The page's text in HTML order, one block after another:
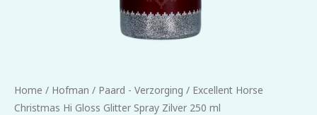
Home / Hofman / Paard - Verzorging / Excellent Horse
Christmas Hi Gloss Glitter Spray Zilver 250 ml